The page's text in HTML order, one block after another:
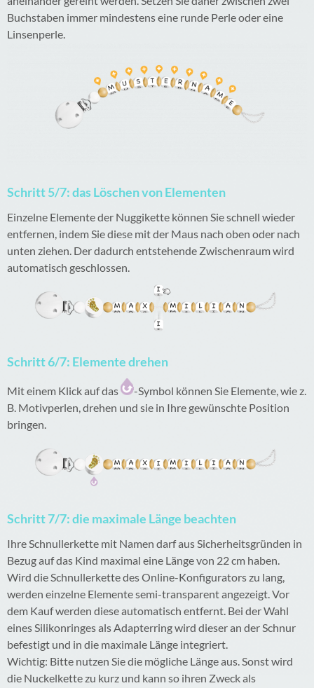
Buchstaben immer mindestens eine runde Perle oder eine
Linsenperle.
Schritt 5/7: das Löschen von Elementen
Einzelne Elemente der Nuggikette können Sie schnell wieder
entfernen, indem Sie diese mit der Maus nach oben oder nach
unten ziehen. Der dadurch entstehende Zwischenraum wird
automatisch geschlossen.
Schritt 6/7: Elemente drehen
Mit einem Klick auf das
-Symbol können Sie Elemente, wie z.
B. Motivperlen, drehen und sie in Ihre gewünschte Position
bringen.
Schritt 7/7: die maximale Länge beachten
Ihre Schnullerkette mit Namen darf aus Sicherheitsgründen in
Bezug auf das Kind maximal eine Länge von 22 cm haben.
Wird die Schnullerkette des Online-Konfigurators zu lang,
werden einzelne Elemente semi-transparent angezeigt. Vor
dem Kauf werden diese automatisch entfernt. Bei der Wahl
eines Silikonringes als Adapterring wird dieser an der Schnur
befestigt und in die maximale Länge integriert.
Wichtig: Bitte nutzen Sie die mögliche Länge aus. Sonst wird
die Nuckelkette zu kurz und kann so ihren Zweck als